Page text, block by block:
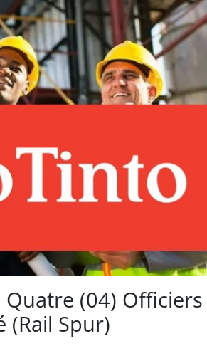
(04)
(Rail Spur)